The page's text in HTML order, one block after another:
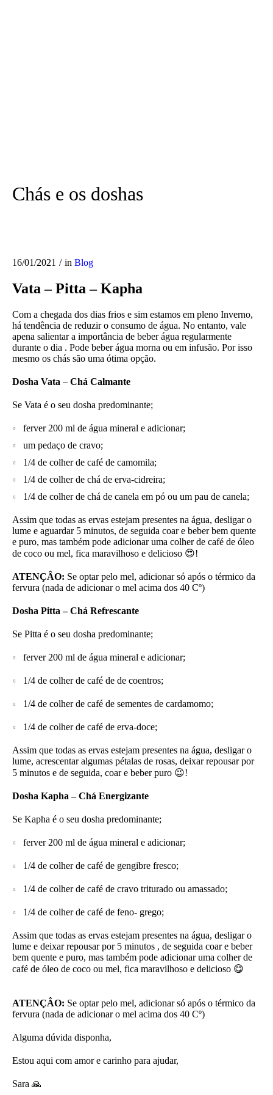
Chás e os doshas
16/01/2021 in Blog
Vata – Pitta – Kapha
Com a chegada dos dias frios e sim estamos em pleno Inverno,
há tendência de reduzir o consumo de água. No entanto, vale
apena salientar a importância de beber água regularmente
durante o dia . Pode beber água morna ou em infusão. Por isso
mesmo os chás são uma ótima opção.
Dosha Vata – Chá Calmante
Se Vata é o seu dosha predominante;
ferver 200 ml de água mineral e adicionar;
um pedaço de cravo;
1/4 de colher de café de camomila;
1/4 de colher de chá de erva-cidreira;
1/4 de colher de chá de canela em pó ou um pau de canela;
Assim que todas as ervas estejam presentes na água, desligar o
lume e aguardar 5 minutos, de seguida coar e beber bem quente
e puro, mas também pode adicionar uma colher de café de óleo
de coco ou mel, fica maravilhoso e delicioso 😍!
ATENÇÂO: Se optar pelo mel, adicionar só após o térmico da
fervura (nada de adicionar o mel acima dos 40 Cº)
Dosha Pitta – Chá Refrescante
Se Pitta é o seu dosha predominante;
ferver 200 ml de água mineral e adicionar;
1/4 de colher de café de de coentros;
1/4 de colher de café de sementes de cardamomo;
1/4 de colher de café de erva-doce;
Assim que todas as ervas estejam presentes na água, desligar o
lume, acrescentar algumas pétalas de rosas, deixar repousar por
5 minutos e de seguida, coar e beber puro 😉!
Dosha Kapha – Chá Energizante
Se Kapha é o seu dosha predominante;
ferver 200 ml de água mineral e adicionar;
1/4 de colher de café de gengibre fresco;
1/4 de colher de café de cravo triturado ou amassado;
1/4 de colher de café de feno- grego;
Assim que todas as ervas estejam presentes na água, desligar o
lume e deixar repousar por 5 minutos , de seguida coar e beber
bem quente e puro, mas também pode adicionar uma colher de
café de óleo de coco ou mel, fica maravilhoso e delicioso 😋
ATENÇÂO: Se optar pelo mel, adicionar só após o térmico da
fervura (nada de adicionar o mel acima dos 40 Cº)
Alguma dúvida disponha,
Estou aqui com amor e carinho para ajudar,
Sara 🙏